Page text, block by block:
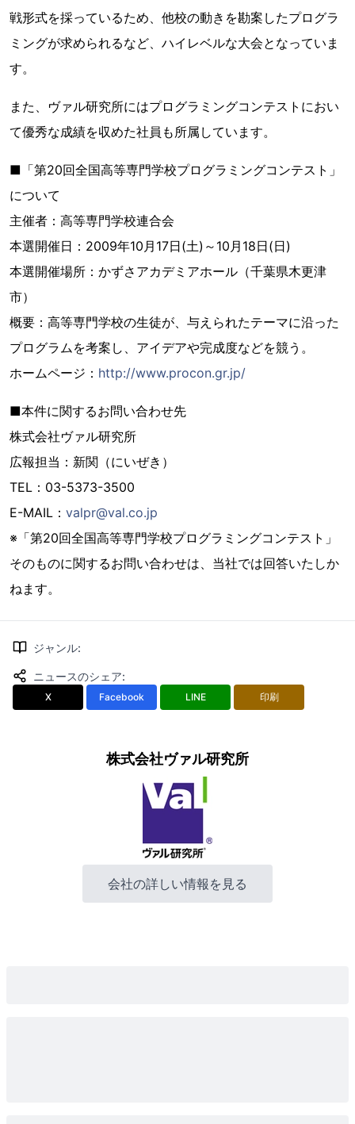
戦形式を採っているため、他校の動きを勘案したプログラ
ミングが求められるなど、ハイレベルな大会となっていま
す。
また、ヴァル研究所にはプログラミングコンテストにおい
て優秀な成績を収めた社員も所属しています。
■「第20回全国高等専門学校プログラミングコンテスト」
について
主催者：高等専門学校連合会
本選開催日：2009年10月17日(土)～10月18日(日)
本選開催場所：かずさアカデミアホール（千葉県木更津
市）
概要：高等専門学校の生徒が、与えられたテーマに沿った
プログラムを考案し、アイデアや完成度などを競う。
ホームページ： http://www.procon.gr.jp/
■本件に関するお問い合わせ先
株式会社ヴァル研究所
広報担当：新関（にいぜき）
TEL：03-5373-3500
E-MAIL： valpr@val.co.jp
※「第20回全国高等専門学校プログラミングコンテスト」
そのものに関するお問い合わせは、当社では回答いたしか
ねます。
ジャンル:
ニュースのシェア:
X Facebook LINE 印刷
株式会社ヴァル研究所
会社の詳しい情報を見る